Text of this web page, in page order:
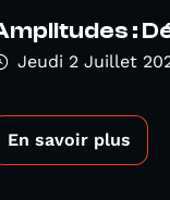
:
Jeudi 2 Juillet
En savoir plus